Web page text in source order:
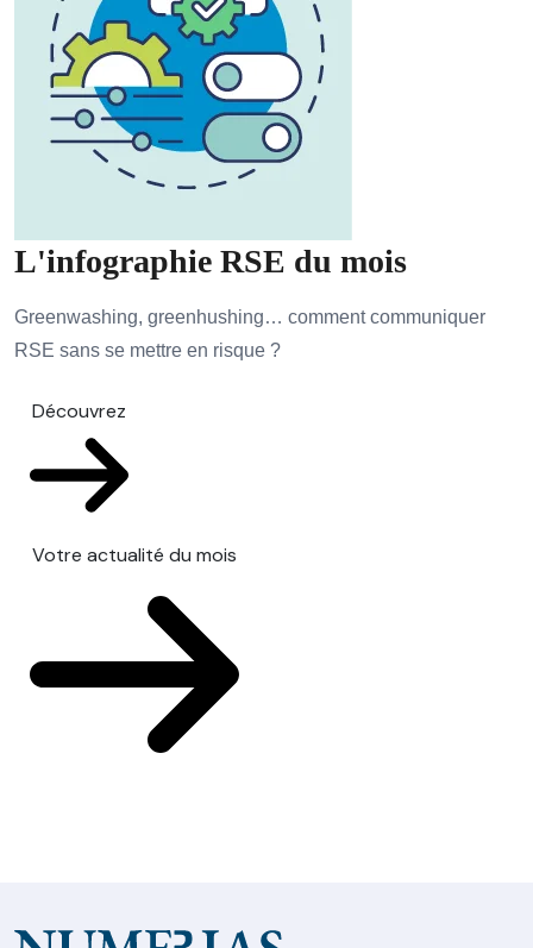
L'infographie RSE du mois
Greenwashing, greenhushing… comment communiquer
RSE sans se mettre en risque ?
Découvrez
Votre actualité du mois